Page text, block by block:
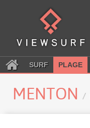
SURF PLAGE
MENTON